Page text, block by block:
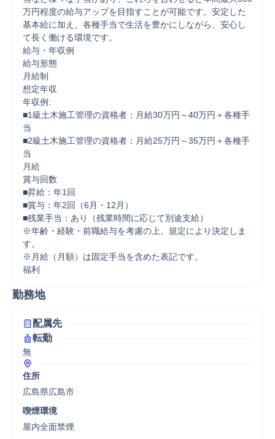
万円程度の給与アップを目指すことが可能です。安定した
基本給に加え、各種手当で生活を豊かにしながら、安心し
て長く働ける環境です。
給与・年収例
給与形態
月給制
想定年収
年収例:
■1級土木施工管理の資格者：月給30万円～40万円＋各種手
当
■2級土木施工管理の資格者：月給25万円～35万円＋各種手
当
月給
賞与回数
■昇給：年1回
■賞与：年2回（6月・12月）
■残業手当：あり（残業時間に応じて別途支給）
※年齢・経験・前職給与を考慮の上、規定により決定しま
す。
※月給（月額）は固定手当を含めた表記です。
福利
勤務地
配属先
転勤
無
住所
広島県広島市
喫煙環境
屋内全面禁煙